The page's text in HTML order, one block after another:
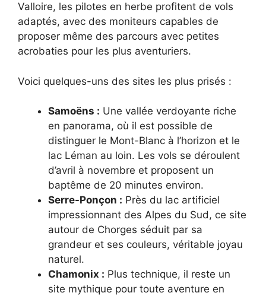
Valloire, les pilotes en herbe profitent de vols
adaptés, avec des moniteurs capables de
proposer même des parcours avec petites
acrobaties pour les plus aventuriers.
Voici quelques-uns des sites les plus prisés :
Samoëns : Une vallée verdoyante riche
en panorama, où il est possible de
distinguer le Mont-Blanc à l’horizon et le
lac Léman au loin. Les vols se déroulent
d’avril à novembre et proposent un
baptême de 20 minutes environ.
Serre-Ponçon : Près du lac artificiel
impressionnant des Alpes du Sud, ce site
autour de Chorges séduit par sa
grandeur et ses couleurs, véritable joyau
naturel.
Chamonix : Plus technique, il reste un
site mythique pour toute aventure en